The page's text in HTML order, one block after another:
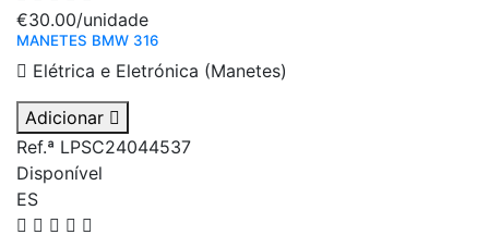
€30.00/unidade
MANETES BMW 316
Elétrica e Eletrónica (Manetes)
Adicionar
Ref.ª LPSC24044537
Disponível
ES